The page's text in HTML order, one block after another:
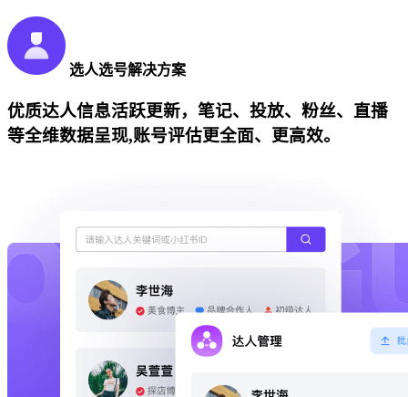
选人选号解决方案
优质达人信息活跃更新，笔记、投放、粉丝、直播
等全维数据呈现,账号评估更全面、更高效。